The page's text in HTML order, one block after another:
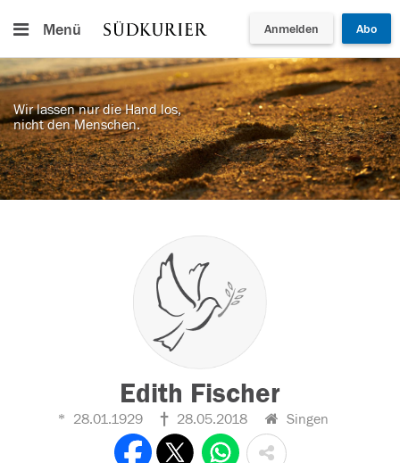
Menü Anmelden Abo
Wir lassen nur die Hand los,
nicht den Menschen.
Edith Fischer
28.01.1929 28.05.2018 Singen